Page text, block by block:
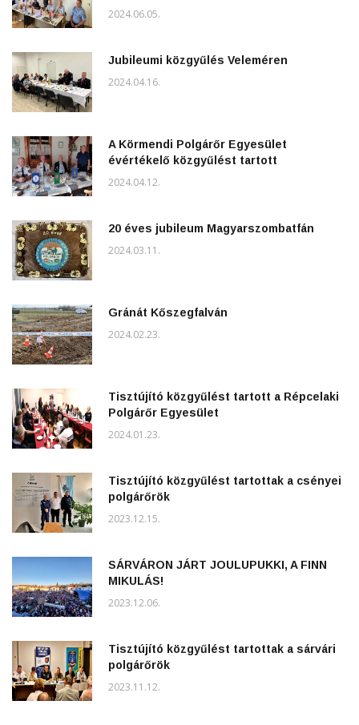
2024.06.05.
Jubileumi közgyűlés Veleméren
2024.04.16.
A Körmendi Polgárőr Egyesület
évértékelő közgyűlést tartott
2024.04.12.
20 éves jubileum Magyarszombatfán
2024.03.11.
Gránát Kőszegfalván
2024.02.23.
Tisztújító közgyűlést tartott a Répcelaki
Polgárőr Egyesület
2024.01.23.
Tisztújító közgyűlést tartottak a csényei
polgárőrök
2023.12.15.
SÁRVÁRON JÁRT JOULUPUKKI, A FINN
MIKULÁS!
2023.12.06.
Tisztújító közgyűlést tartottak a sárvári
polgárőrök
2023.11.12.